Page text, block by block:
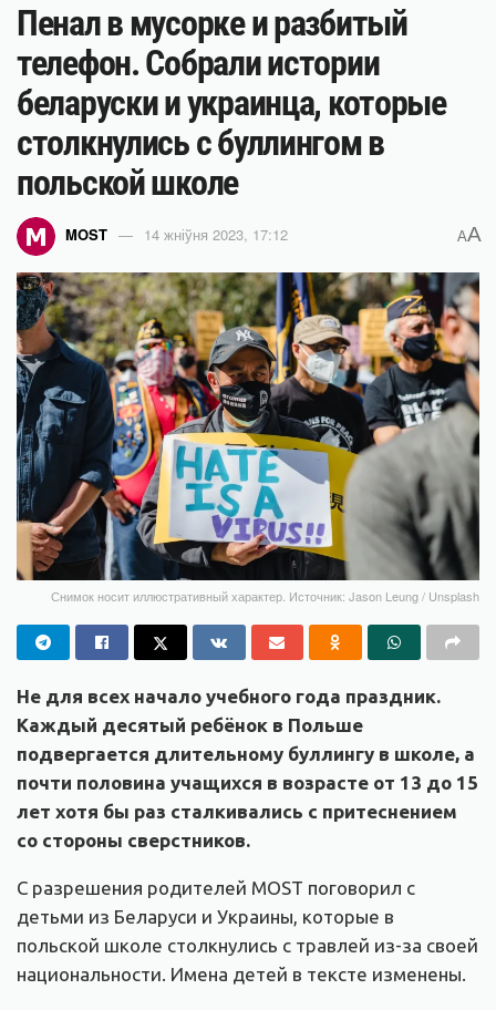
Пенал в мусорке и разбитый
телефон. Собрали истории
беларуски и украинца, которые
столкнулись с буллингом в
польской школе
MOST 14 жніўня 2023, 17:12 AA
Снимок носит иллюстративный характер. Источник: Jason Leung / Unsplash
Не для всех начало учебного года праздник.
Каждый десятый ребёнок в Польше
подвергается длительному буллингу в школе, а
почти половина учащихся в возрасте от 13 до 15
лет хотя бы раз сталкивались с притеснением
со стороны сверстников.
С разрешения родителей MOST поговорил с
детьми из Беларуси и Украины, которые в
польской школе столкнулись с травлей из-за своей
национальности. Имена детей в тексте изменены.